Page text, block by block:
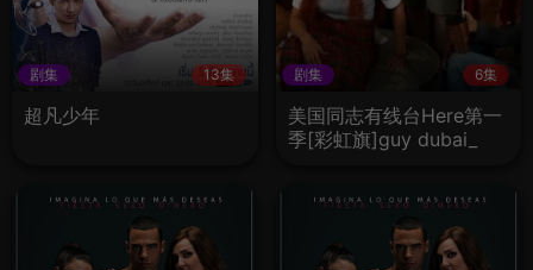
剧集 13集
超凡少年
剧集 6集
美国同志有线台Here第一
季[彩虹旗]guy dubai_